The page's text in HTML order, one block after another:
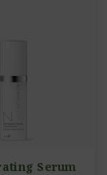
Serum